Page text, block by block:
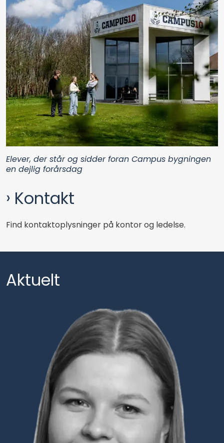
Elever, der står og sidder foran Campus bygningen
en dejlig forårsdag
Kontakt
Find kontaktoplysninger på kontor og ledelse.
Aktuelt